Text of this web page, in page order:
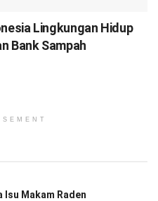
Lingkungan Hidup
Bank Sampah
Isu Makam Raden